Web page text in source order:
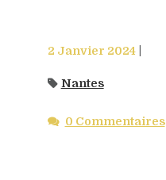
2 Janvier 2024
Nantes
0 Commentaires